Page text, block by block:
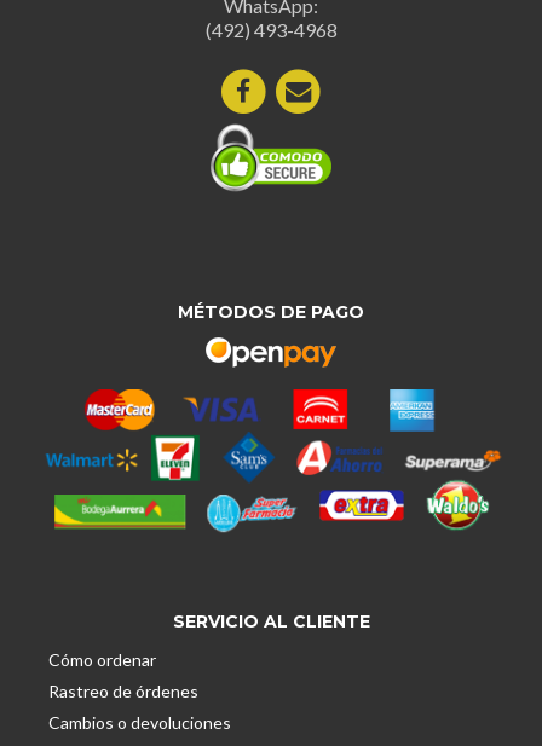
la
de
producto
WhatsApp:
(492) 493-4968
MÉTODOS DE PAGO
SERVICIO AL CLIENTE
Cómo ordenar
Rastreo de órdenes
Cambios o devoluciones